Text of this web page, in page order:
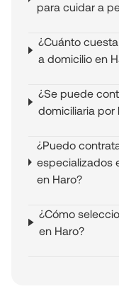
para cuidar a
¿Cuánto
a domicilio en
¿Se puede
domiciliaria por
¿Puedo
especializados
en Haro?
¿Cómo
en Haro?